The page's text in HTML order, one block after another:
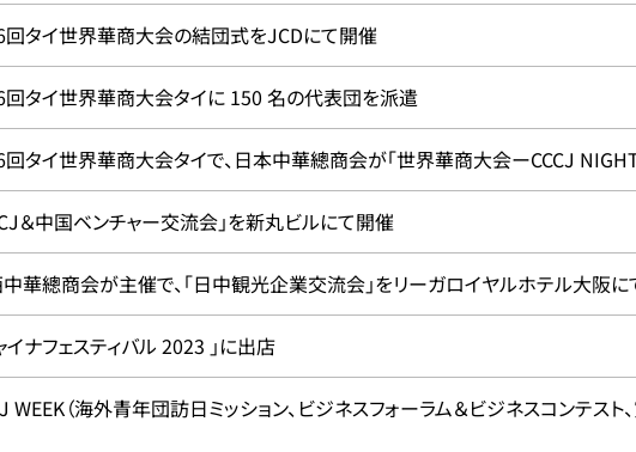
タイ世界華商大会の結団式をJCDにて開催
タイ世界華商大会タイに 150 名の代表団を派遣
タイ世界華商大会タイで、日本中華總商会が「世界華商大会ーCCCJ
＆中国ベンチャー交流会」を新丸ビルにて開催
華總商会が主催で、「日中観光企業交流会」をリーガロイヤルホテル大阪
イナフェスティバル 2023 」に出店
WEEK（海外青年団訪日ミッション、ビジネスフォーラム＆ビジネスコンテスト